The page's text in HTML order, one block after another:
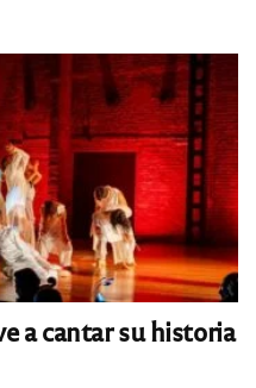
a cantar su historia